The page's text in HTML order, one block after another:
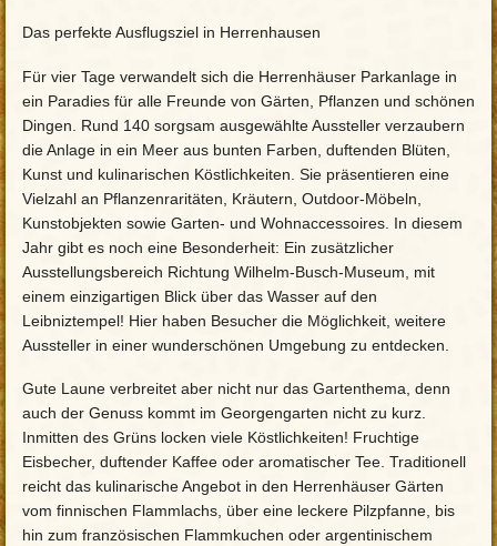
Das perfekte Ausflugsziel in Herrenhausen
Für vier Tage verwandelt sich die Herrenhäuser Parkanlage in
ein Paradies für alle Freunde von Gärten, Pflanzen und schönen
Dingen. Rund 140 sorgsam ausgewählte Aussteller verzaubern
die Anlage in ein Meer aus bunten Farben, duftenden Blüten,
Kunst und kulinarischen Köstlichkeiten. Sie präsentieren eine
Vielzahl an Pflanzenraritäten, Kräutern, Outdoor-Möbeln,
Kunstobjekten sowie Garten- und Wohnaccessoires. In diesem
Jahr gibt es noch eine Besonderheit: Ein zusätzlicher
Ausstellungsbereich Richtung Wilhelm-Busch-Museum, mit
einem einzigartigen Blick über das Wasser auf den
Leibniztempel! Hier haben Besucher die Möglichkeit, weitere
Aussteller in einer wunderschönen Umgebung zu entdecken.
Gute Laune verbreitet aber nicht nur das Gartenthema, denn
auch der Genuss kommt im Georgengarten nicht zu kurz.
Inmitten des Grüns locken viele Köstlichkeiten! Fruchtige
Eisbecher, duftender Kaffee oder aromatischer Tee. Traditionell
reicht das kulinarische Angebot in den Herrenhäuser Gärten
vom finnischen Flammlachs, über eine leckere Pilzpfanne, bis
hin zum französischen Flammkuchen oder argentinischem